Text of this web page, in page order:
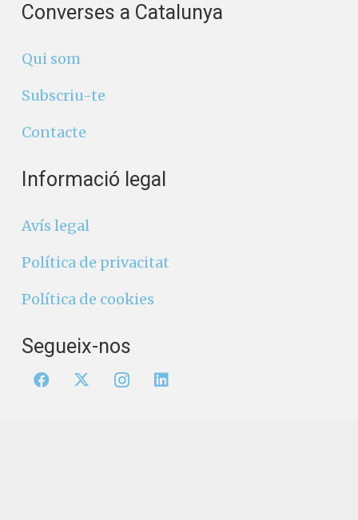
Converses a Catalunya
Qui som
Subscriu-te
Contacte
Informació legal
Avís legal
Política de privacitat
Política de cookies
Segueix-nos